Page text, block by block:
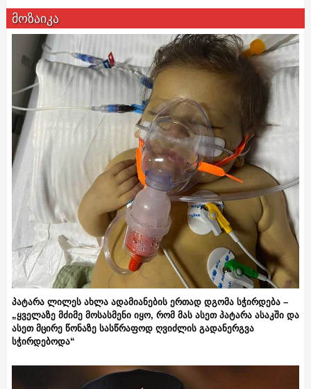
მოზაიკა
პატარა ლილეს ახლა ადამიანების ერთად დგომა სჭირდება –
„ყველაზე მძიმე მოსასმენი იყო, რომ მას ასეთ პატარა ასაკში და
ასეთ მცირე წონაზე სასწრაფოდ ღვიძლის გადანერგვა
სჭირდებოდა“